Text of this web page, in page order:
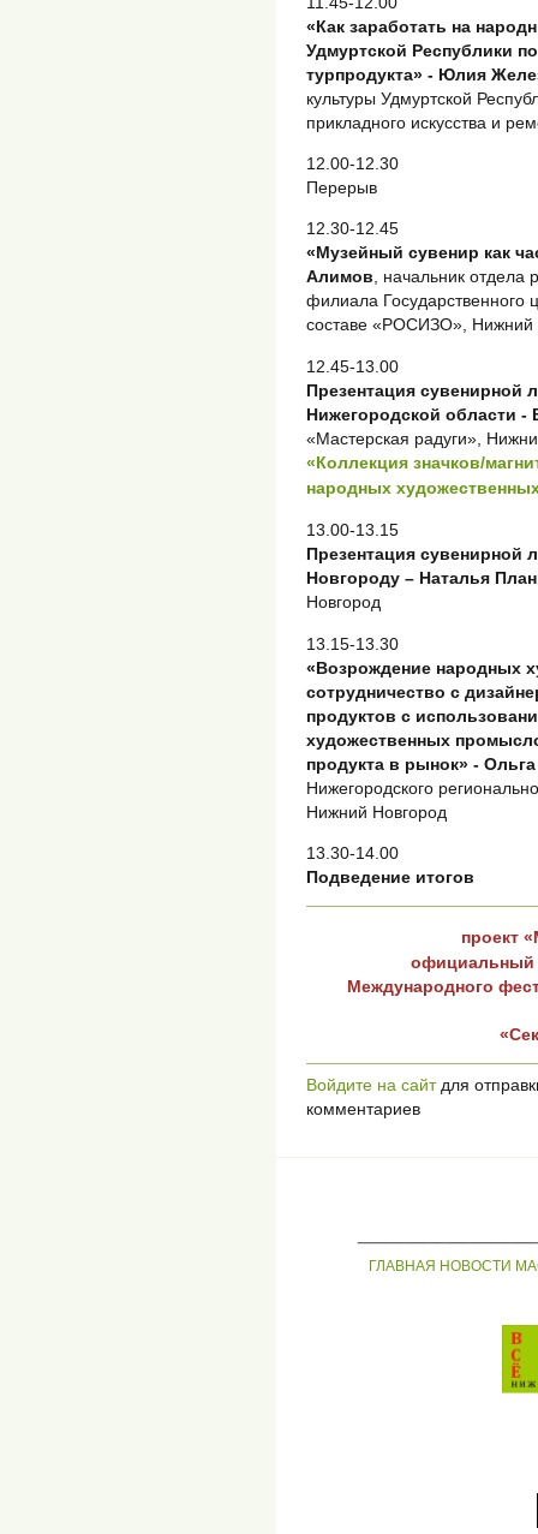
«Как заработать на
Удмуртской Республики
турпродукта» - Юлия
культуры Удмуртской
прикладного искусства и
12.00-12.30
Перерыв
12.30-12.45
«Музейный сувенир как
Алимов, начальник отдела
филиала Государственного
составе «РОСИЗО», Нижний
12.45-13.00
Презентация сувенирной
Нижегородской области -
«Мастерская радуги»,
«Коллекция значков/
народных
13.00-13.15
Презентация сувенирной
Новгороду – Наталья
Новгород
13.15-13.30
«Возрождение народных
сотрудничество с
продуктов с
художественных
продукта в рынок» -
Нижегородского
Нижний Новгород
13.30-14.00
Подведение итогов
проект
официальный
Международного
Войдите на сайтдля
комментариев
ГЛАВНАЯ НОВОСТИ